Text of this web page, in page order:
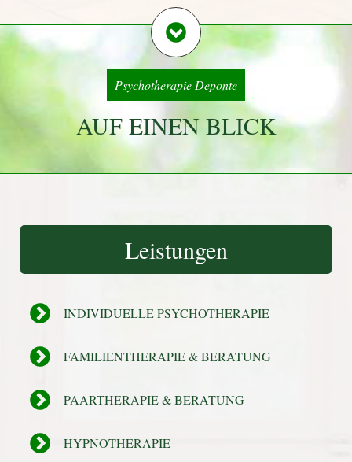
Psychotherapie Deponte
AUF EINEN BLICK
Leistungen
INDIVIDUELLE PSYCHOTHERAPIE
FAMILIENTHERAPIE & BERATUNG
PAARTHERAPIE & BERATUNG
HYPNOTHERAPIE